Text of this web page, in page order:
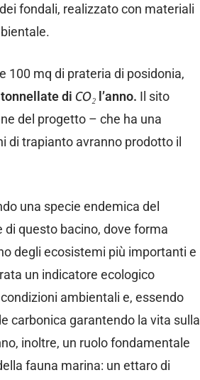
fondali, realizzato con materiali
100 mq di prateria di posidonia,
di CO₂ l’anno. Il sito
del progetto – che ha una
di trapianto avranno prodotto il
una specie endemica del
questo bacino, dove forma
degli ecosistemi più importanti e
un indicatore ecologico
ambientali e, essendo
carbonica garantendo la vita sulla
inoltre, un ruolo fondamentale
fauna marina: un ettaro di